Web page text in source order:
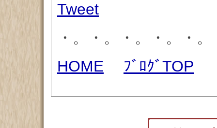
Tweet
・。・。・。・。・
HOME
ﾌﾞﾛｸﾞTOP